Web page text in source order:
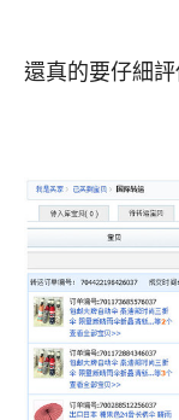
還真的要仔細評